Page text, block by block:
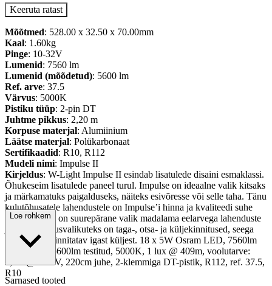
Keeruta ratast
Mõõtmed: 528.00 x 32.50 x 70.00mm
Kaal: 1.60kg
Pinge: 10-32V
Lumenid: 7560 lm
Lumenid (mõõdetud): 5600 lm
Ref. arve: 37.5
Värvus: 5000K
Pistiku tüüp: 2-pin DT
Juhtme pikkus: 2,20 m
Korpuse materjal: Alumiinium
Läätse materjal: Polükarbonaat
Sertifikaadid: R10, R112
Mudeli nimi: Impulse II
Kirjeldus: W-Light Impulse II esindab lisatulede disaini esmaklassi.
Õhukeseim lisatulede paneel turul. Impulse on ideaalne valik kitsaks
ja märkamatuks paigalduseks, näiteks esivõresse või selle taha. Tänu
kulutõhusatele lahendustele on Impulse’i hinna ja kvaliteedi suhe
ülim ning see on suurepärane valik madalama eelarvega lahenduste
jaoks. Kinnitusvalikuteks on taga-, otsa- ja küljekinnitused, seega
Impulse on kinnitatav igast küljest. 18 x 5W Osram LED, 7560lm
teoreetiline/ 5600lm testitud, 5000K, 1 lux @ 409m, voolutarve:
5,3A @ 13.7V, 220cm juhe, 2-klemmiga DT-pistik, R112, ref. 37.5,
R10
Loe rohkem
Sarnased tooted